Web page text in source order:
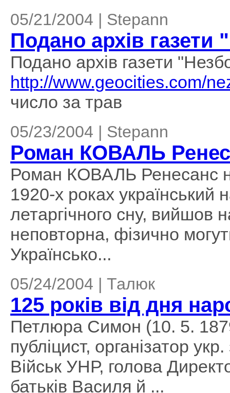
05/21/2004 | Stepann
Подано архів газети
Подано архів газети
http://www.geocities.com/
число за трав
05/23/2004 | Stepann
Роман КОВАЛЬ
Роман КОВАЛЬ Ренесанс
1920-х роках український
летаргічного сну, вийшов
неповторна, фізично
Українсько...
05/24/2004 | Талюк
125 років від дня
Петлюра Симон (10. 5.
публіцист, організатор
Військ УНР, голова
батьків Василя й ...